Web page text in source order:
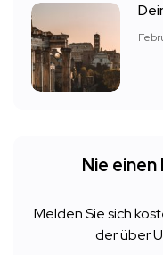
Nie
Melden Sie sich
der über